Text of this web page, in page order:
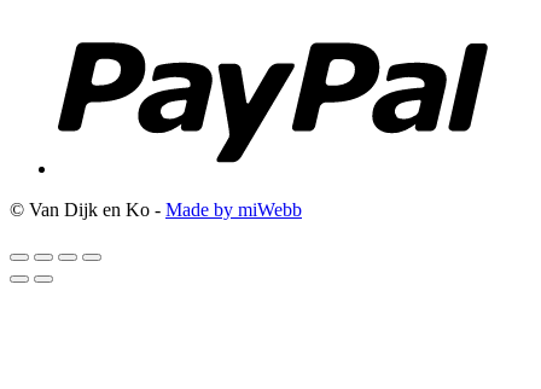
© Van Dijk en Ko - Made by miWebb